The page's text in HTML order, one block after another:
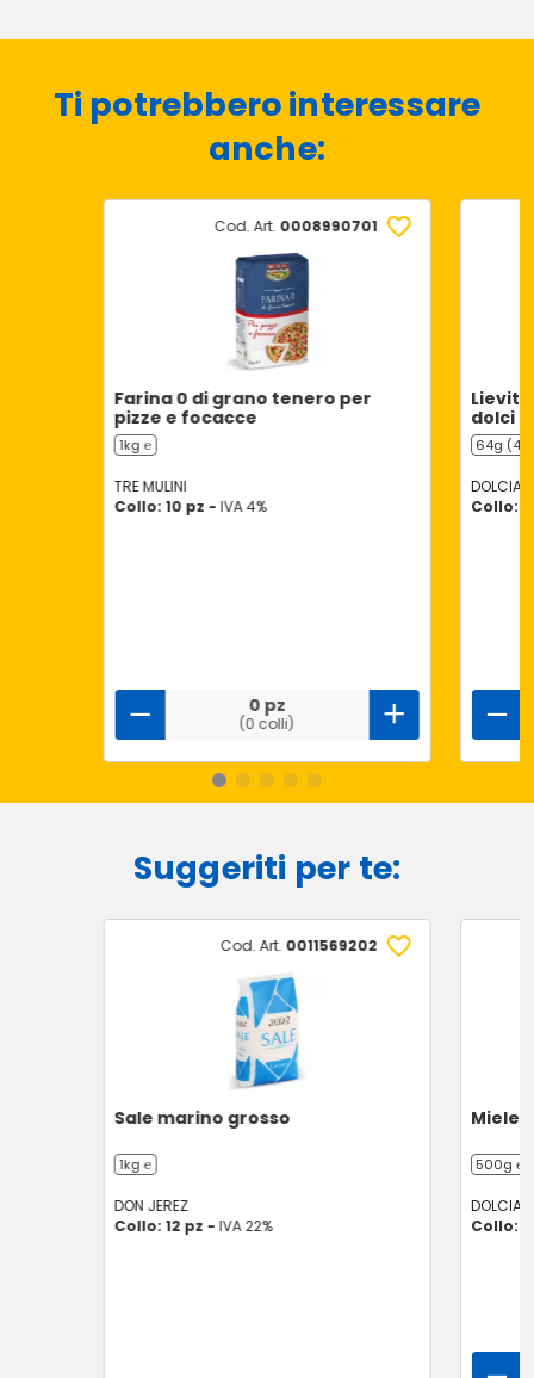
Ti potrebbero interessare
anche:
Cod. Art. 0008990701
Farina 0 di grano tenero per
pizze e focacce
1kg ℮
TRE MULINI
Collo: 10 pz - IVA 4%
0 pz
(0 colli)
dolci
64g (4 x
Collo:
Suggeriti per te:
Cod. Art. 0011569202
Sale marino grosso
1kg ℮
DON JEREZ
Collo: 12 pz - IVA 22%
Miele
500g ℮
Collo: